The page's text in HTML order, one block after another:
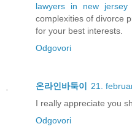
lawyers in new jersey
complexities of divorce
for your best interests.
Odgovori
온라인바둑이
21.
I really appreciate you
Odgovori